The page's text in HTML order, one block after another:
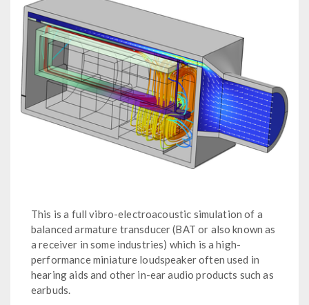
This is a full vibro-electroacoustic simulation of a
balanced armature transducer (BAT or also known as
a receiver in some industries) which is a high-
performance miniature loudspeaker often used in
hearing aids and other in-ear audio products such as
earbuds.